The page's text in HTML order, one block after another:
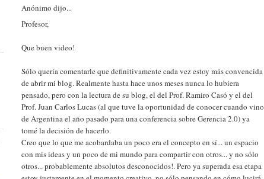
Anónimo dijo...
Profesor,
Que buen video!
Sólo quería comentarle que definitivamente cada vez estoy más convencida
de abrir mi blog. Realmente hasta hace unos meses nunca lo hubiera
pensado, pero con la lectura de su blog, el del Prof. Ramiro Casó y el del
Prof. Juan Carlos Lucas (al que tuve la oportunidad de conocer cuando vino
de Argentina el año pasado para una conferencia sobre Gerencia 2.0) ya
tomé la decisión de hacerlo.
Creo que lo que me acobardaba un poco era el concepto en sí... un espacio
con mis ideas y un poco de mi mundo para compartir con otros... y no sólo
otros... probablemente absolutos desconocidos!. Pero ya superada esa etapa